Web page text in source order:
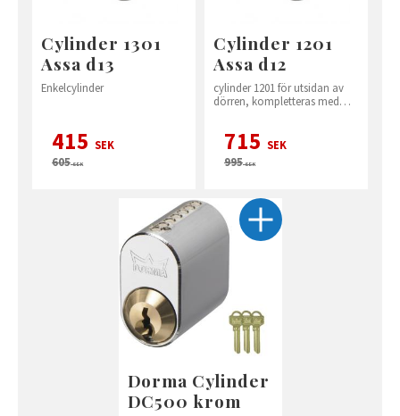
Cylinder 1301
Assa d13
Enkelcylinder
415 SEK
605SEK
Cylinder 1201
Assa d12
cylinder 1201 för utsidan av
dörren, kompletteras med
715 SEK
995SEK
Dorma Cylinder
DC500 krom